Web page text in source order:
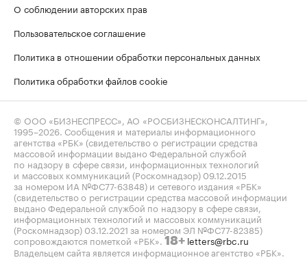
О соблюдении авторских прав
Пользовательское соглашение
Политика в отношении обработки персональных данных
Политика обработки файлов cookie
© ООО «БИЗНЕСПРЕСС», АО «РОСБИЗНЕСКОНСАЛТИНГ»,
1995–2026 . Сообщения и материалы информационного
агентства «РБК» (свидетельство о регистрации средства
массовой информации выдано Федеральной службой
по надзору в сфере связи, информационных технологий
и массовых коммуникаций (Роскомнадзор) 09.12.2015
за номером ИА №ФС77-63848) и сетевого издания «РБК»
(свидетельство о регистрации средства массовой информации
выдано Федеральной службой по надзору в сфере связи,
информационных технологий и массовых коммуникаций
(Роскомнадзор) 03.12.2021 за номером ЭЛ №ФС77-82385)
сопровождаются пометкой «РБК». 18+ letters@rbc.ru
Владельцем сайта является информационное агентство «РБК».